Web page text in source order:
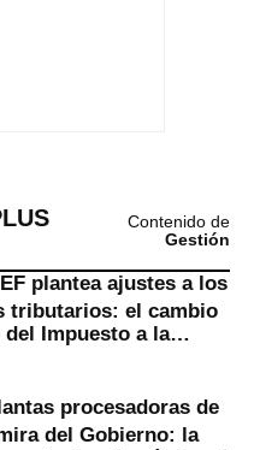
Contenido de
Gestión
plantea ajustes a los
tributarios: el cambio
del Impuesto a la
procesadoras de
del Gobierno: la